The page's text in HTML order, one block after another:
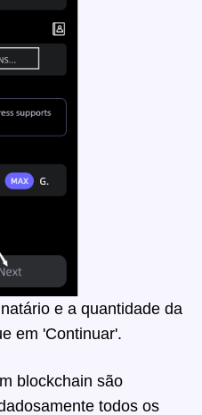
e a quantidade da
em 'Continuar'.
blockchain são
todos os